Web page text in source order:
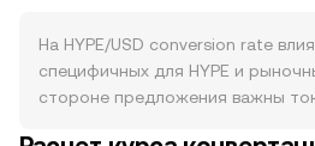
На HYPE/USD conversion rate
специфичных для HYPE и
стороне предложения важны